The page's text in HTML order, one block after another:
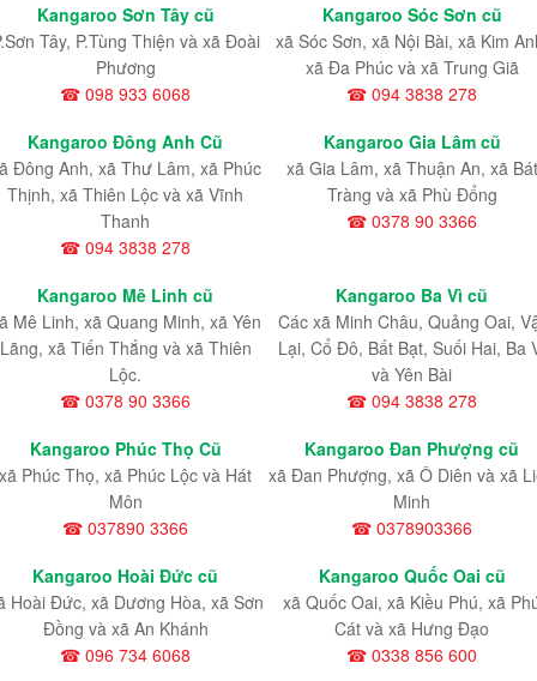
Kangaroo Sơn Tây cũ
Tây, P.Tùng Thiện và xã Đoài
Phương
☎ 098 933 6068
Kangaroo Sóc Sơn cũ
xã Sóc Sơn, xã Nội Bài, xã Kim
xã Đa Phúc và xã Trung Giã
☎ 094 3838 278
Kangaroo Đông Anh Cũ
Đông Anh, xã Thư Lâm, xã Phúc
Thịnh, xã Thiên Lộc và xã Vĩnh
Thanh
☎ 094 3838 278
Kangaroo Gia Lâm cũ
xã Gia Lâm, xã Thuận An, xã Bát
Tràng và xã Phù Đổng
☎ 0378 90 3366
Kangaroo Mê Linh cũ
Mê Linh, xã Quang Minh, xã Yên
Lãng, xã Tiến Thắng và xã Thiên
Lộc.
☎ 0378 90 3366
Kangaroo Ba Vì cũ
Các xã Minh Châu, Quảng Oai,
Lại, Cổ Đô, Bất Bạt, Suối Hai, Ba
và Yên Bài
☎ 094 3838 278
Kangaroo Phúc Thọ Cũ
xã Phúc Thọ, xã Phúc Lộc và Hát
Môn
☎ 037890 3366
Kangaroo Đan Phượng cũ
xã Đan Phượng, xã Ô Diên và xã
Minh
☎ 0378903366
Kangaroo Hoài Đức cũ
Hoài Đức, xã Dương Hòa, xã Sơn
Đồng và xã An Khánh
☎ 096 734 6068
Kangaroo Quốc Oai cũ
xã Quốc Oai, xã Kiều Phú, xã
Cát và xã Hưng Đạo
☎ 0338 856 600